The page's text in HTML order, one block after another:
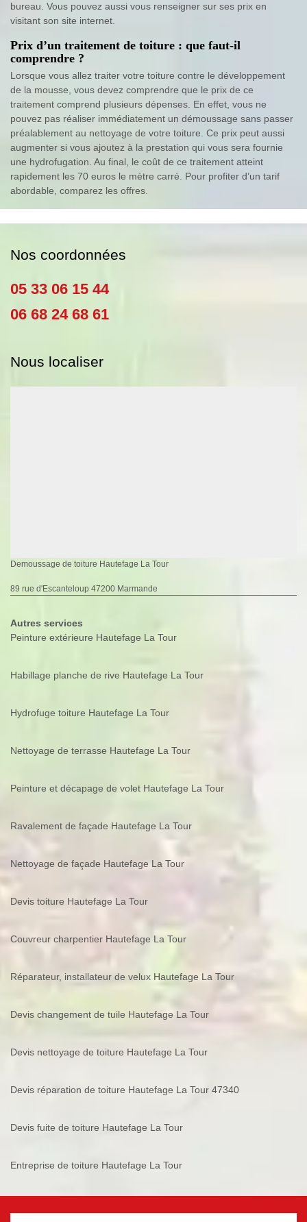
bureau. Vous pouvez aussi vous renseigner sur ses prix en
visitant son site internet.
Prix d’un traitement de toiture : que faut-il
comprendre ?
Lorsque vous allez traiter votre toiture contre le développement
de la mousse, vous devez comprendre que le prix de ce
traitement comprend plusieurs dépenses. En effet, vous ne
pouvez pas réaliser immédiatement un démoussage sans passer
préalablement au nettoyage de votre toiture. Ce prix peut aussi
augmenter si vous ajoutez à la prestation qui vous sera fournie
une hydrofugation. Au final, le coût de ce traitement atteint
rapidement les 70 euros le mètre carré. Pour profiter d’un tarif
abordable, comparez les offres.
Nos coordonnées
05 33 06 15 44
06 68 24 68 61
Nous localiser
Demoussage de toiture Hautefage La Tour
89 rue d'Escanteloup 47200 Marmande
Autres services
Peinture extérieure Hautefage La Tour
Habillage planche de rive Hautefage La Tour
Hydrofuge toiture Hautefage La Tour
Nettoyage de terrasse Hautefage La Tour
Peinture et décapage de volet Hautefage La Tour
Ravalement de façade Hautefage La Tour
Nettoyage de façade Hautefage La Tour
Devis toiture Hautefage La Tour
Couvreur charpentier Hautefage La Tour
Réparateur, installateur de velux Hautefage La Tour
Devis changement de tuile Hautefage La Tour
Devis nettoyage de toiture Hautefage La Tour
Devis réparation de toiture Hautefage La Tour 47340
Devis fuite de toiture Hautefage La Tour
Entreprise de toiture Hautefage La Tour